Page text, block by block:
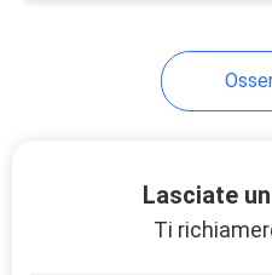
diffusore
Lasciate
Ti